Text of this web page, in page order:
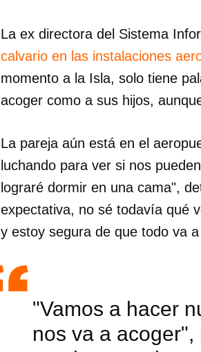
La ex directora del Sistema
calvario en las instalaciones
momento a la Isla, solo tiene
acoger como a sus hijos,
La pareja aún está en el
luchando para ver si nos
lograré dormir en una cama",
expectativa, no sé todavía qué
y estoy segura de que todo va
"Vamos a hacer
nos va a